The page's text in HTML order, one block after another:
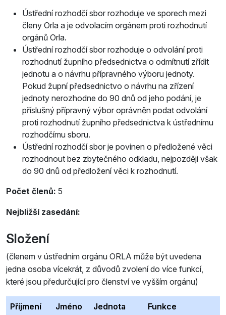
Ústřední rozhodčí sbor rozhoduje ve sporech mezi
členy Orla a je odvolacím orgánem proti rozhodnutí
orgánů Orla.
Ústřední rozhodčí sbor rozhoduje o odvolání proti
rozhodnutí župního předsednictva o odmítnutí zřídit
jednotu a o návrhu přípravného výboru jednoty.
Pokud župní předsednictvo o návrhu na zřízení
jednoty nerozhodne do 90 dnů od jeho podání, je
příslušný přípravný výbor oprávněn podat odvolání
proti rozhodnutí župního předsednictva k ústřednímu
rozhodčímu sboru.
Ústřední rozhodčí sbor je povinen o předložené věci
rozhodnout bez zbytečného odkladu, nejpozději však
do 90 dnů od předložení věci k rozhodnutí.
Počet členů: 5
Nejbližší zasedání:
Složení
(členem v ústředním orgánu ORLA může být uvedena
jedna osoba vícekrát, z důvodů zvolení do více funkcí,
které jsou předurčující pro členství ve vyšším orgánu)
Příjmení Jméno Jednota Funkce